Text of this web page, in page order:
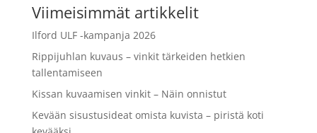
Viimeisimmät artikkelit
Ilford ULF -kampanja 2026
Rippijuhlan kuvaus – vinkit tärkeiden hetkien
tallentamiseen
Kissan kuvaamisen vinkit – Näin onnistut
Kevään sisustusideat omista kuvista – piristä koti